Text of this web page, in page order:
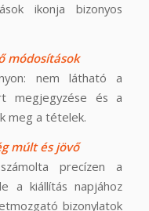
ikonja bizonyos
módosítások
nem látható a
megjegyzése és a
meg a tételek.
múlt és jövő
precízen a
a kiállítás napjához
bizonylatok